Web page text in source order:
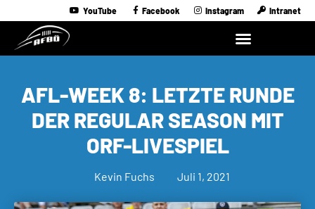
YouTube Facebook Instagram Intranet
AFL-WEEK 8: LETZTE RUNDE
DER REGULAR SEASON MIT
ORF-LIVESPIEL
Kevin Fuchs Juli 1, 2021